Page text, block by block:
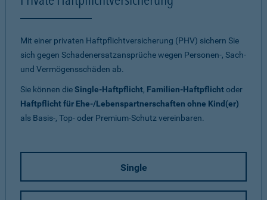
Mit einer privaten Haftpflichtversicherung (PHV) sichern Sie
sich gegen Schadenersatzansprüche wegen Personen-, Sach-
und Vermögensschäden ab.
Sie können dieSingle-Haftpflicht, Familien-Haftpflichtoder
Haftpflicht für Ehe-/Lebenspartnerschaften ohne Kind(er)
als Basis-, Top- oder Premium-Schutz vereinbaren.
Single